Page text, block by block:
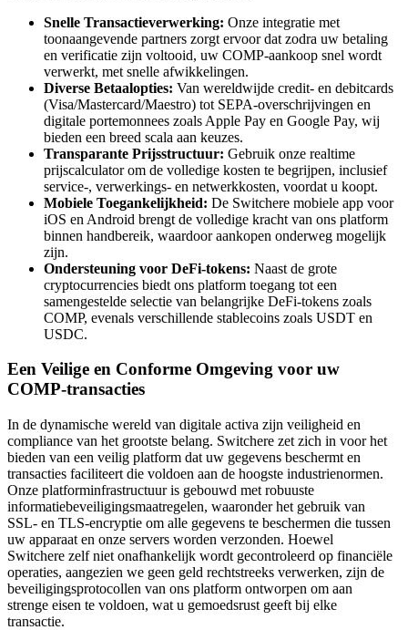
Snelle Transactieverwerking: Onze integratie met
toonaangevende partners zorgt ervoor dat zodra uw betaling
en verificatie zijn voltooid, uw COMP-aankoop snel wordt
verwerkt, met snelle afwikkelingen.
Diverse Betaalopties: Van wereldwijde credit- en debitcards
(Visa/Mastercard/Maestro) tot SEPA-overschrijvingen en
digitale portemonnees zoals Apple Pay en Google Pay, wij
bieden een breed scala aan keuzes.
Transparante Prijsstructuur: Gebruik onze realtime
prijscalculator om de volledige kosten te begrijpen, inclusief
service-, verwerkings- en netwerkkosten, voordat u koopt.
Mobiele Toegankelijkheid: De Switchere mobiele app voor
iOS en Android brengt de volledige kracht van ons platform
binnen handbereik, waardoor aankopen onderweg mogelijk
zijn.
Ondersteuning voor DeFi-tokens: Naast de grote
cryptocurrencies biedt ons platform toegang tot een
samengestelde selectie van belangrijke DeFi-tokens zoals
COMP, evenals verschillende stablecoins zoals USDT en
USDC.
Een Veilige en Conforme Omgeving voor uw
COMP-transacties
In de dynamische wereld van digitale activa zijn veiligheid en
compliance van het grootste belang. Switchere zet zich in voor het
bieden van een veilig platform dat uw gegevens beschermt en
transacties faciliteert die voldoen aan de hoogste industrienormen.
Onze platforminfrastructuur is gebouwd met robuuste
informatiebeveiligingsmaatregelen, waaronder het gebruik van
SSL- en TLS-encryptie om alle gegevens te beschermen die tussen
uw apparaat en onze servers worden verzonden. Hoewel
Switchere zelf niet onafhankelijk wordt gecontroleerd op financiële
operaties, aangezien we geen geld rechtstreeks verwerken, zijn de
beveiligingsprotocollen van ons platform ontworpen om aan
strenge eisen te voldoen, wat u gemoedsrust geeft bij elke
transactie.